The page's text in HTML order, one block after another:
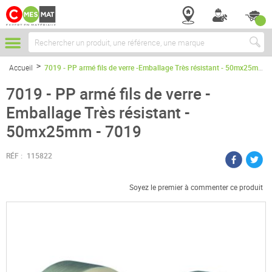
Chercher
Accueil 7019 - PP armé fils de verre -Emballage Très résistant - 50mx25mm - 7019
7019 - PP armé fils de verre -
Emballage Très résistant -
50mx25mm - 7019
RÉF : 115822
Soyez le premier à commenter ce produit
Passer